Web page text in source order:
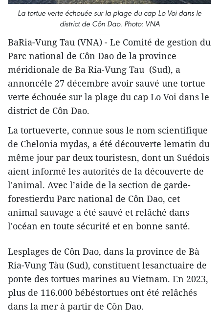
La tortue verte échouée sur la plage du cap Lo Voi dans le
district de Côn Dao. Photo: VNA
BaRia-Vung Tau (VNA) - Le Comité de gestion du
Parc national de Côn Dao de la province
méridionale de Ba Ria-Vung Tau (Sud), a
annoncéle 27 décembre avoir sauvé une tortue
verte échouée sur la plage du cap Lo Voi dans le
district de Côn Dao.
La tortueverte, connue sous le nom scientifique
de Chelonia mydas, a été découverte lematin du
même jour par deux touristesn, dont un Suédois
aient informé les autorités de la découverte de
l'animal. Avec l’aide de la section de garde-
forestierdu Parc national de Côn Dao, cet
animal sauvage a été sauvé et relâché dans
l'océan en toute sécurité et en bonne santé.
Lesplages de Côn Dao, dans la province de Bà
Ria-Vung Tàu (Sud), constituent lesanctuaire de
ponte des tortues marines au Vietnam. En 2023,
plus de 116.000 bébéstortues ont été relâchés
dans la mer à partir de Côn Dao.